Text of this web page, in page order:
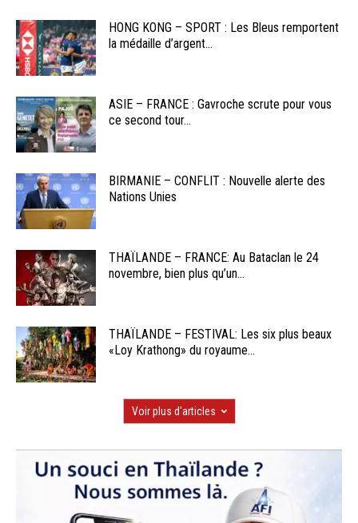
HONG KONG – SPORT : Les Bleus remportent
la médaille d’argent...
ASIE – FRANCE : Gavroche scrute pour vous
ce second tour...
BIRMANIE – CONFLIT : Nouvelle alerte des
Nations Unies
THAÏLANDE – FRANCE: Au Bataclan le 24
novembre, bien plus qu’un...
THAÏLANDE – FESTIVAL: Les six plus beaux
«Loy Krathong» du royaume...
Voir plus d'articles